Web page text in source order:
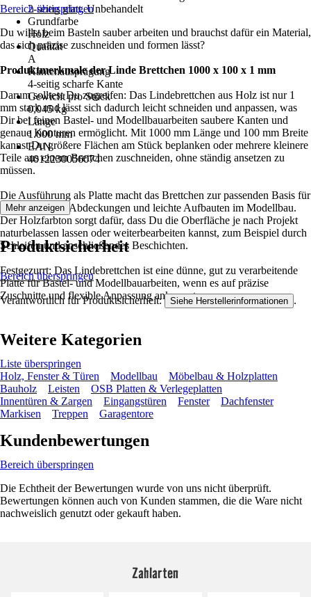
2-seitig glatt, Unbehandelt
Grundfarbe
Holz
Qualität
A
Kantenausprägung
4-seitig scharfe Kante
Gewicht pro Stück
0,045 kg
Länge
1.000 mm
EAN
4012230056074
Bereich überspringen
Du willst beim Basteln sauber arbeiten und brauchst dafür ein Material,
das sich präzise zuschneiden und formen lässt?
Produktmerkmale der Linde Brettchen 1000 x 100 x 1 mm
Darum solltest Du zugreifen: Das Lindebrettchen aus Holz ist nur 1
mm stark und lässt sich dadurch leicht schneiden und anpassen, was
Dir bei feinen Bastel- und Modellbauarbeiten saubere Kanten und
genaue Konturen ermöglicht. Mit 1000 mm Länge und 100 mm Breite
kannst Du größere Flächen am Stück beplanken oder mehrere kleinere
Teile aus einem Brettchen zuschneiden, ohne ständig ansetzen zu
müssen.
Die Ausführung als Platte macht das Brettchen zur passenden Basis für
Verkleidungen, Abdeckungen und leichte Aufbauten im Modellbau.
Der Holzfarbton sorgt dafür, dass Du die Oberfläche je nach Projekt
naturbelassen lassen oder weiterbearbeiten kannst, zum Beispiel durch
Schleifen und anschließendes Beschichten.
Festgezurrt: Das Lindebrettchen ist eine dünne, gut zu verarbeitende
Platte für Bastel- und Modellbauarbeiten, wenn es auf präzise
Zuschnitte und flexible Anpassung ankommt.
Mehr anzeigen
Produktsicherheit
Bereich überspringen
Verantwortlich für Produktsicherheit: Siehe Herstellerinformationen .
Weitere Kategorien
Liste überspringen
Holz, Fenster & Türen
Modellbau
Möbelbau & Holzplatten
Bauholz
Leisten
OSB Platten & Verlegeplatten
Innentüren & Zargen
Eingangstüren Fenster
Dachfenster
Markisen
Treppen Garagentore
Kundenbewertungen
Bereich überspringen
Die Echtheit der Bewertungen wurde von uns nicht überprüft.
Bewertungen können auch von Kunden stammen, die die Ware nicht
nachweislich genutzt oder gekauft haben.
Zahlarten